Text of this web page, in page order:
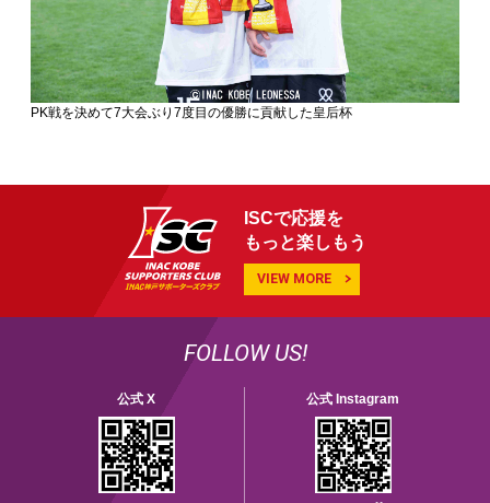
PK戦を決めて7大会ぶり7度目の優勝に貢献した皇后杯
ISCで応援を
もっと楽しもう
VIEW MORE
FOLLOW US!
公式 X 公式 Instagram